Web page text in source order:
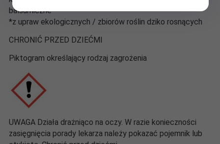
balsamiczne*
*z upraw ekologicznych / zbiorów roślin dziko rosnących
CHRONIĆ PRZED DZIEĆMI
Piktogram określający rodzaj zagrożenia
UWAGA Działa drażniąco na oczy. W razie konieczności
zasięgnięcia porady lekarza należy pokazać pojemnik lub